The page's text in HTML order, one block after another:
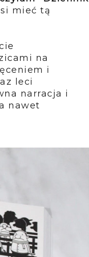
mieć tą
na
i
leci
narracja i
nawet